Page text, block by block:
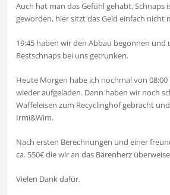
Auch hat man das Gefühl gehabt, Schnaps
geworden, hier sitzt das Geld einfach nicht
19:45 haben wir den Abbau begonnen und
Restschnaps bei uns getrunken.
Heute Morgen habe ich nochmal von 08:00
wieder aufgeladen. Dann haben wir noch
Waffeleisen zum Recyclinghof gebracht
Irmi&Wim.
Nach ersten Berechnungen und einer
ca. 550€ die wir an das Bärenherz
Vielen Dank dafür.